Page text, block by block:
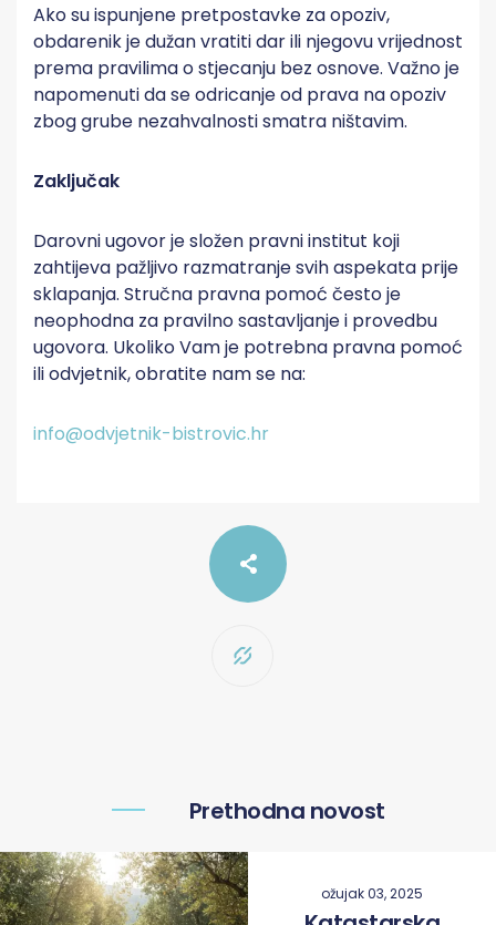
Ako su ispunjene pretpostavke za opoziv,
obdarenik je dužan vratiti dar ili njegovu vrijednost
prema pravilima o stjecanju bez osnove. Važno je
napomenuti da se odricanje od prava na opoziv
zbog grube nezahvalnosti smatra ništavim.
Zaključak
Darovni ugovor je složen pravni institut koji
zahtijeva pažljivo razmatranje svih aspekata prije
sklapanja. Stručna pravna pomoć često je
neophodna za pravilno sastavljanje i provedbu
ugovora. Ukoliko Vam je potrebna pravna pomoć
ili odvjetnik, obratite nam se na:
info@odvjetnik-bistrovic.hr
Prethodna novost
ožujak 03, 2025